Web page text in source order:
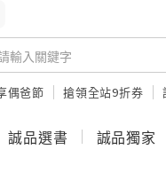
偶爸節 搶領全站9折券
誠品選書 誠品獨家